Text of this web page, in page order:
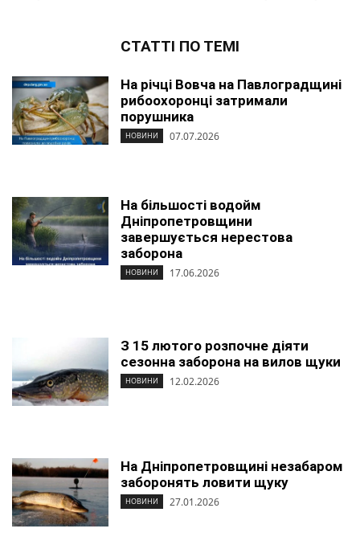
СТАТТІ ПО ТЕМІ
На річці Вовча на Павлоградщині
рибоохоронці затримали
порушника
НОВИНИ 07.07.2026
На більшості водойм
Дніпропетровщини
завершується нерестова
заборона
НОВИНИ 17.06.2026
З 15 лютого розпочне діяти
сезонна заборона на вилов щуки
НОВИНИ 12.02.2026
На Дніпропетровщині незабаром
заборонять ловити щуку
НОВИНИ 27.01.2026